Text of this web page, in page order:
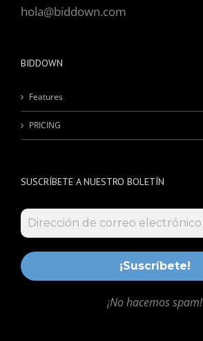
hola@biddown.com
BIDDOWN
Features
PRICING
SUSCRÍBETE A NUESTRO BOLETÍN
¡No hacemos spam!